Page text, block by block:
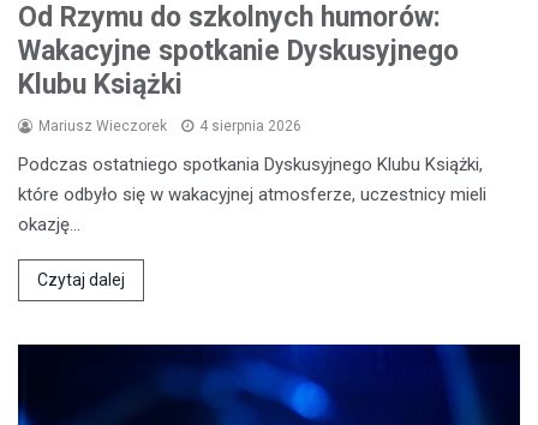
Od Rzymu do szkolnych humorów:
Wakacyjne spotkanie Dyskusyjnego
Klubu Książki
Mariusz Wieczorek 4 sierpnia 2026
Podczas ostatniego spotkania Dyskusyjnego Klubu Książki,
które odbyło się w wakacyjnej atmosferze, uczestnicy mieli
okazję…
Czytaj dalej